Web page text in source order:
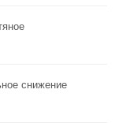
снижение